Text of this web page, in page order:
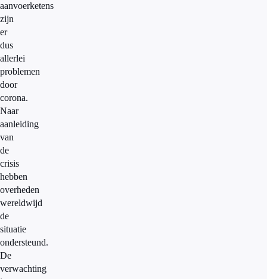
aanvoerketens
zijn
er
dus
allerlei
problemen
door
corona.
Naar
aanleiding
van
de
crisis
hebben
overheden
wereldwijd
de
situatie
ondersteund.
De
verwachting